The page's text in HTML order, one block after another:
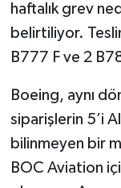
haftalık grev
belirtiliyor.
B777 F ve 2
Boeing, aynı
siparişlerin 5’i
bilinmeyen bir
BOC Aviation